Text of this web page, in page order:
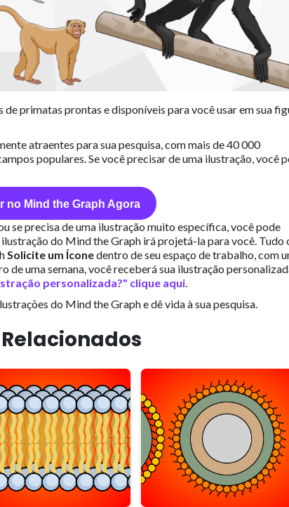
primatas prontas e disponíveis para você usar em sua
atraentes para sua pesquisa, com mais de 40 000
populares. Se você precisar de uma ilustração, você
no Mind the Graph Agora
se precisa de uma ilustração muito específica, você pode
do Mind the Graph irá projetá-la para você. Tudo
Solicite um Íconedentro de seu espaço de trabalho, com
de uma semana, você receberá sua ilustração
personalizada?" clique aqui.
do Mind the Graph e dê vida à sua pesquisa.